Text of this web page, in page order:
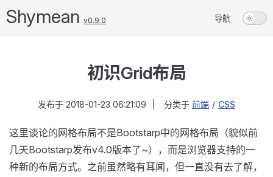
Shymean v0.9.0 导航
初识Grid布局
发布于 2018-01-23 06:21:09 分类于 前端 / CSS
这里谈论的网格布局不是Bootstarp中的网格布局（貌似前
几天Bootstarp发布v4.0版本了~），而是浏览器支持的一
种新的布局方式。之前虽然略有耳闻，但一直没有去了解，